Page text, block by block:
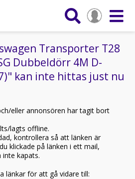
Transporter T28
Dubbeldörr 4M D-
kan inte hittas just nu
eller annonsören har tagit bort
lagts offline.
kontrollera så att länken är
klickade på länken i ett mail,
kapats.
länkar för att gå vidare till: